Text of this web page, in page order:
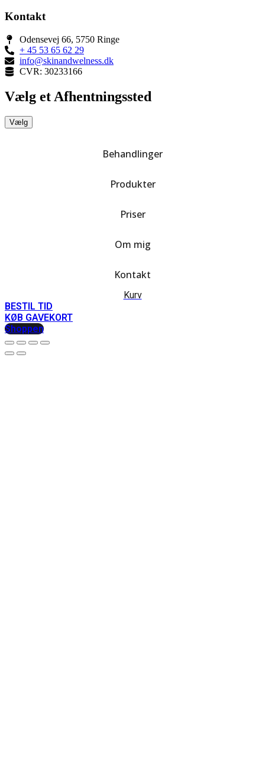
Kontakt
Odensevej 66, 5750 Ringe
+ 45 53 65 62 29
info@skinandwelness.dk
CVR: 30233166
Vælg et Afhentningssted
Vælg
Behandlinger
Produkter
Priser
Om mig
Kontakt
Kurv
BESTIL TID
KØB GAVEKORT
Shoppen